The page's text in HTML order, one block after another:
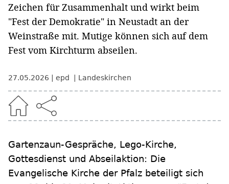
Zeichen für Zusammenhalt und wirkt beim
"Fest der Demokratie" in Neustadt an der
Weinstraße mit. Mutige können sich auf dem
Fest vom Kirchturm abseilen.
27.05.2026 epd Landeskirchen
Gartenzaun-Gespräche, Lego-Kirche,
Gottesdienst und Abseilaktion: Die
Evangelische Kirche der Pfalz beteiligt sich